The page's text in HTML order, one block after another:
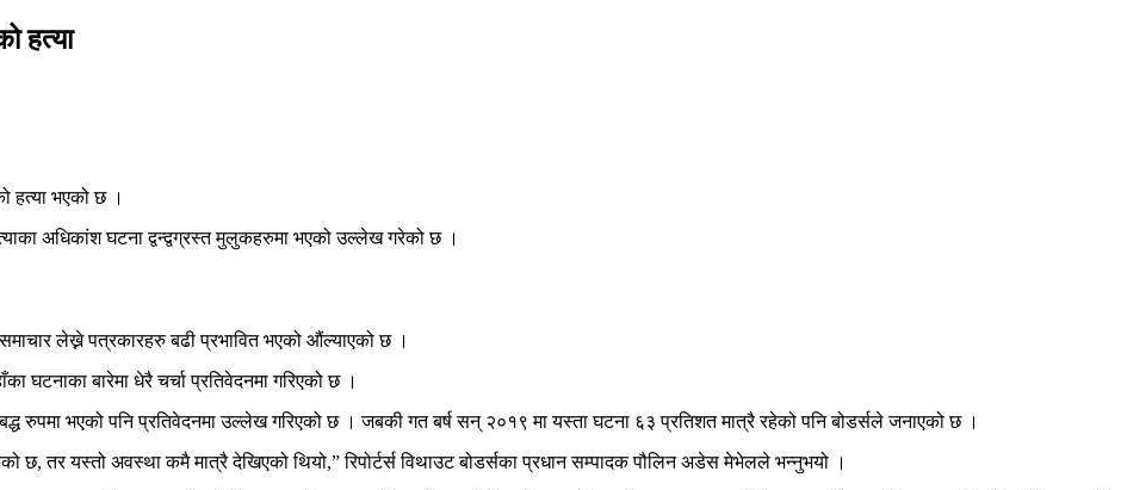
हत्या
हत्या भएको छ ।
अधिकांश घटना द्वन्द्वग्रस्त मुलुकहरुमा भएको उल्लेख गरेको छ ।
लेख्ने पत्रकारहरु बढी प्रभावित भएको औंल्याएको छ ।
घटनाका बारेमा धेरै चर्चा प्रतिवेदनमा गरिएको छ ।
रुपमा भएको पनि प्रतिवेदनमा उल्लेख गरिएको छ । जबकी गत बर्ष सन् २०१९ मा यस्ता घटना ६३ प्रतिशत मात्रै रहेको पनि बोडर्सले जनाएको छ ।
छ, तर यस्तो अवस्था कमै मात्रै देखिएको थियो,” रिपोर्टर्स विथाउट बोडर्सका प्रधान सम्पादक पौलिन अडेस मेभेलले भन्नुभयो ।